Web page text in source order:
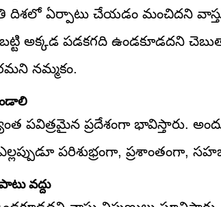
దిశలో ఏర్పాటు చేయడం మంచిదని
అక్కడ పడకగది ఉండకూడదని
నమ్మకం.
పవిత్రమైన ప్రదేశంగా భావిస్తారు.
పరిశుభ్రంగా, ప్రశాంతంగా,
వద్దు